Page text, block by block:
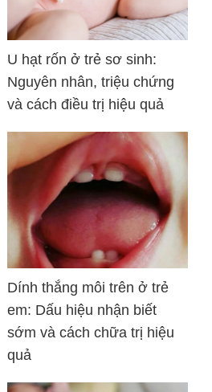
U hạt rốn ở trẻ sơ sinh:
Nguyên nhân, triệu chứng
và cách điều trị hiệu quả
Dính thắng môi trên ở trẻ
em: Dấu hiệu nhận biết
sớm và cách chữa trị hiệu
quả